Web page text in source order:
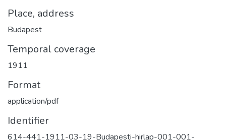
Place, address
Budapest
Temporal coverage
1911
Format
application/pdf
Identifier
614-441-1911-03-19-Budapesti-hirlap-001-001-